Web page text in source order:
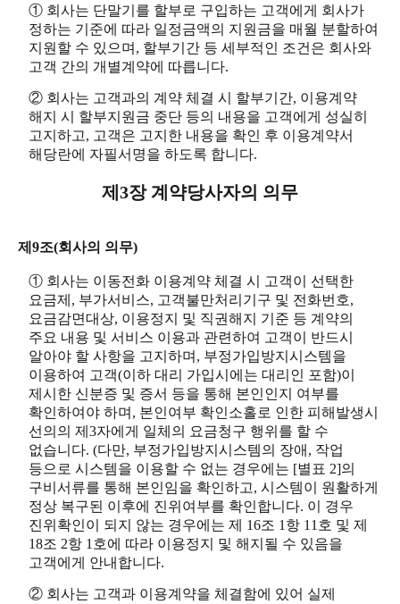
① 회사는 단말기를 할부로 구입하는 고객에게 회사가
정하는 기준에 따라 일정금액의 지원금을 매월 분할하여
지원할 수 있으며, 할부기간 등 세부적인 조건은 회사와
고객 간의 개별계약에 따릅니다.
② 회사는 고객과의 계약 체결 시 할부기간, 이용계약
해지 시 할부지원금 중단 등의 내용을 고객에게 성실히
고지하고, 고객은 고지한 내용을 확인 후 이용계약서
해당란에 자필서명을 하도록 합니다.
제3장 계약당사자의 의무
제9조(회사의 의무)
① 회사는 이동전화 이용계약 체결 시 고객이 선택한
요금제, 부가서비스, 고객불만처리기구 및 전화번호,
요금감면대상, 이용정지 및 직권해지 기준 등 계약의
주요 내용 및 서비스 이용과 관련하여 고객이 반드시
알아야 할 사항을 고지하며, 부정가입방지시스템을
이용하여 고객(이하 대리 가입시에는 대리인 포함)이
제시한 신분증 및 증서 등을 통해 본인인지 여부를
확인하여야 하며, 본인여부 확인소홀로 인한 피해발생시
선의의 제3자에게 일체의 요금청구 행위를 할 수
없습니다. (다만, 부정가입방지시스템의 장애, 작업
등으로 시스템을 이용할 수 없는 경우에는 [별표 2]의
구비서류를 통해 본인임을 확인하고, 시스템이 원활하게
정상 복구된 이후에 진위여부를 확인합니다. 이 경우
진위확인이 되지 않는 경우에는 제 16조 1항 11호 및 제
18조 2항 1호에 따라 이용정지 및 해지될 수 있음을
고객에게 안내합니다.
② 회사는 고객과 이용계약을 체결함에 있어 실제